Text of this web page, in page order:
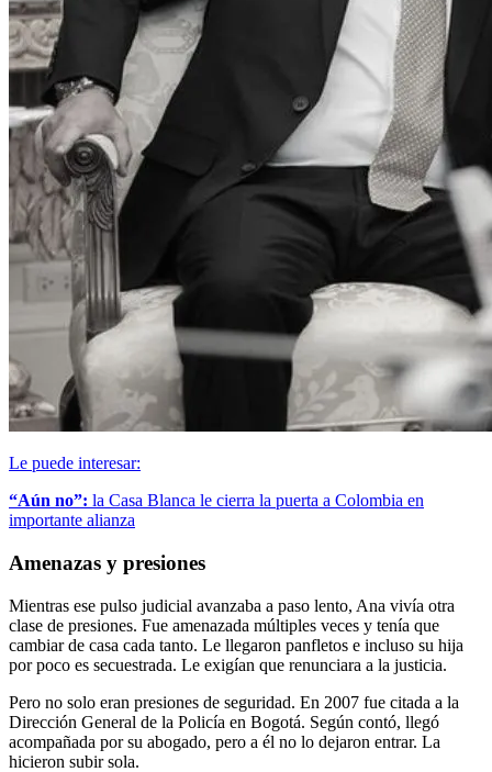
Le puede interesar:
“Aún no”: la Casa Blanca le cierra la puerta a Colombia en
importante alianza
Amenazas y presiones
Mientras ese pulso judicial avanzaba a paso lento, Ana vivía otra
clase de presiones. Fue amenazada múltiples veces y tenía que
cambiar de casa cada tanto. Le llegaron panfletos e incluso su hija
por poco es secuestrada. Le exigían que renunciara a la justicia.
Pero no solo eran presiones de seguridad. En 2007 fue citada a la
Dirección General de la Policía en Bogotá. Según contó, llegó
acompañada por su abogado, pero a él no lo dejaron entrar. La
hicieron subir sola.